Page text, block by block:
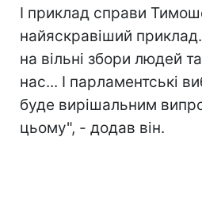
І приклад справи
найяскравіший
на вільні збори людей
нас... І парламентські
буде вирішальним
цьому", - додав він.